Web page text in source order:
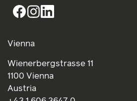
Vienna
Wienerbergstrasse 11
1100 Vienna
Austria